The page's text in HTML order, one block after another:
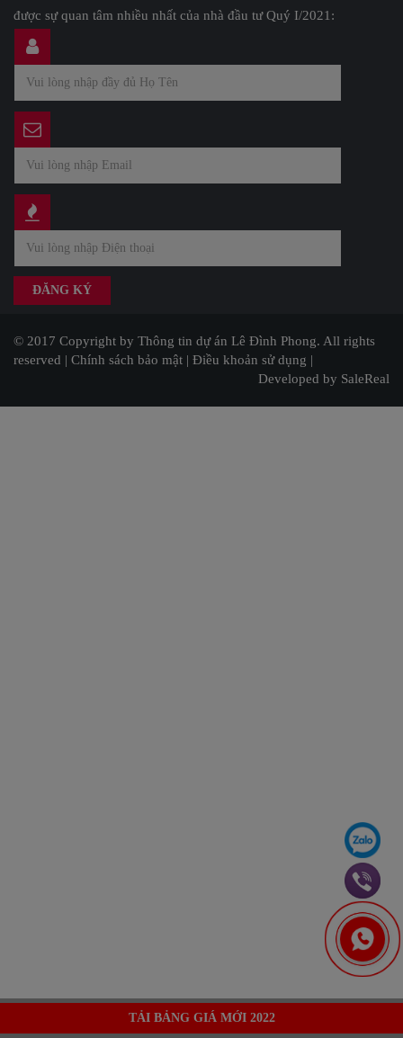
TẢI BẢNG GIÁ MỚI 2022
được sự quan tâm nhiều nhất của nhà đầu tư Quý I/2021:
© 2017 Copyright by Thông tin dự án Lê Đình Phong. All rights
reserved | Chính sách bảo mật | Điều khoản sử dụng |
Developed by SaleReal